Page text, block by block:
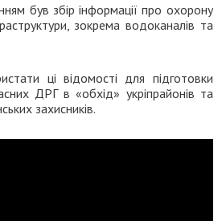
був збір інформації про охорону
зокрема водоканалів та
ці відомості для підготовки
ДРГ в «обхід» укріпрайонів та
захисників.